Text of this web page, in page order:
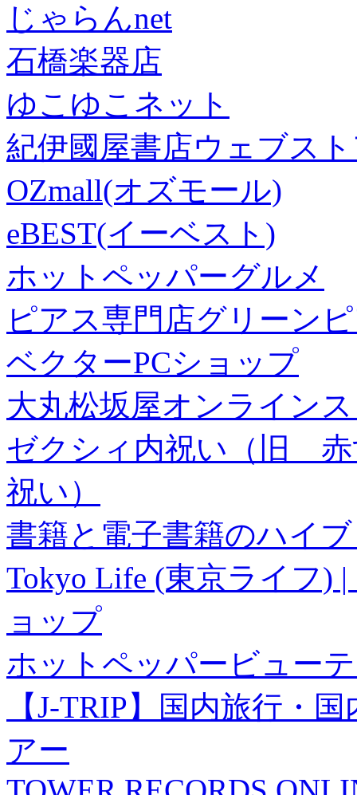
じゃらんnet
石橋楽器店
ゆこゆこネット
紀伊國屋書店ウェブス
OZmall(オズモール)
eBEST(イーベスト)
ホットペッパーグルメ
ピアス専門店グリーン
ベクターPCショップ
大丸松坂屋オンライン
ゼクシィ内祝い（旧 赤
祝い）
書籍と電子書籍のハイ
Tokyo Life (東京ライフ)
ョップ
ホットペッパービュー
【J-TRIP】国内旅行・
アー